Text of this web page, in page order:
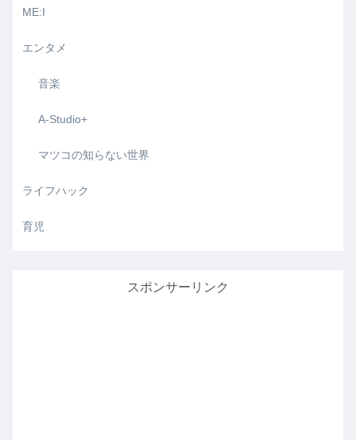
ME:I
エンタメ
音楽
A-Studio+
マツコの知らない世界
ライフハック
育児
スポンサーリンク